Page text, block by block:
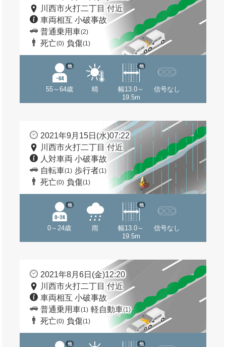
川西市火打二丁目 付近
車両相互 小破事故
普通乗用車(2)
死亡(0) 負傷(1)
55～64歳
他
晴
幅13.0～
19.5m
他
信号なし
2021年9月15日(水)07:22
川西市火打二丁目 付近
人対車両 小破事故
自転車(1) 歩行者(1)
死亡(0) 負傷(1)
0～24歳
他
雨
幅13.0～
19.5m
他
信号なし
2021年8月6日(金)12:20
川西市火打二丁目 付近
車両相互 小破事故
普通乗用車(1) 軽自動車(1)
死亡(0) 負傷(1)
他 他